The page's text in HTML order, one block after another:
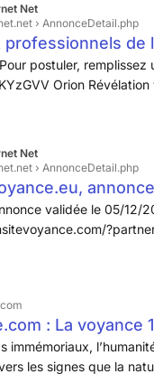
Net
› AnnonceDetail.php
professionnels de
postuler, remplissez
Orion
avec votre adresse, et
6 mois une attestation
Net
› AnnonceDetail.php
validée le 05/12/
: La voyance
immémoriaux,
les signes que la